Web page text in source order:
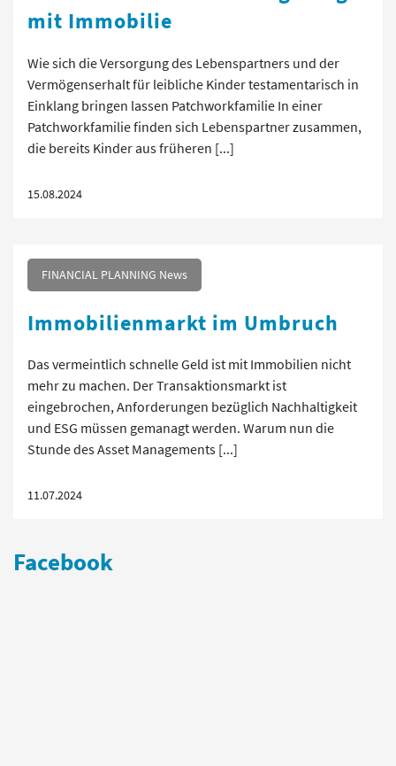
mit Immobilie
Wie sich die Versorgung des Lebenspartners und der
Vermögenserhalt für leibliche Kinder testamentarisch in
Einklang bringen lassen Patchworkfamilie In einer
Patchworkfamilie finden sich Lebenspartner zusammen,
die bereits Kinder aus früheren [...]
15.08.2024
FINANCIAL PLANNING News
Immobilienmarkt im Umbruch
Das vermeintlich schnelle Geld ist mit Immobilien nicht
mehr zu machen. Der Transaktionsmarkt ist
eingebrochen, Anforderungen bezüglich Nachhaltigkeit
und ESG müssen gemanagt werden. Warum nun die
Stunde des Asset Managements [...]
11.07.2024
Facebook